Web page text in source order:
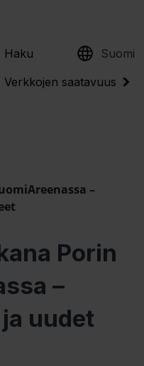
Haku Suomi
English
Verkkojen saatavuus
–
Porin
–
uudet